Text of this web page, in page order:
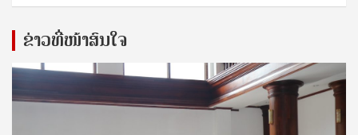
ຂ່າວທີ່ໜ້າສົນໃຈ